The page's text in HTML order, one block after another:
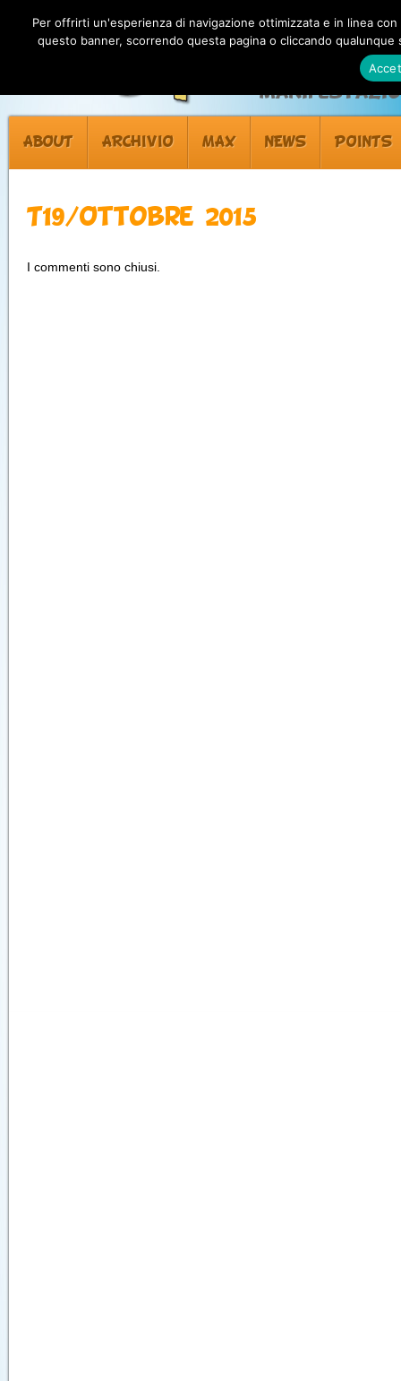
ABOUT ARCHIVIO MAX NEWS POINTS
T19/Ottobre 2015
I commenti sono chiusi.
Per offrirti un'esperienza di navigazione ottimizzata e in linea
questo banner, scorrendo questa pagina o cliccando